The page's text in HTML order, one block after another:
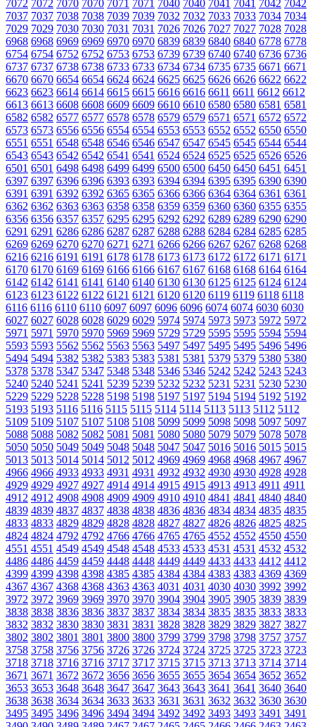
7072 7072 7070 7070 7071 7071 7040 7040 7041 7041 7042 7042
7037 7037 7038 7038 7039 7039 7032 7032 7033 7033 7034 7034
7029 7029 7030 7030 7031 7031 7026 7026 7027 7027 7028 7028
6968 6968 6969 6969 6970 6970 6839 6839 6840 6840 6778 6778
6754 6754 6752 6752 6753 6753 6739 6739 6740 6740 6736 6736
6737 6737 6738 6738 6733 6733 6734 6734 6735 6735 6671 6671
6670 6670 6654 6654 6624 6624 6625 6625 6626 6626 6622 6622
6623 6623 6614 6614 6615 6615 6616 6616 6611 6611 6612 6612
6613 6613 6608 6608 6609 6609 6610 6610 6580 6580 6581 6581
6582 6582 6577 6577 6578 6578 6579 6579 6571 6571 6572 6572
6573 6573 6556 6556 6554 6554 6553 6553 6552 6552 6550 6550
6551 6551 6548 6548 6546 6546 6547 6547 6545 6545 6544 6544
6543 6543 6542 6542 6541 6541 6524 6524 6525 6525 6526 6526
6501 6501 6498 6498 6499 6499 6500 6500 6450 6450 6451 6451
6397 6397 6396 6396 6393 6393 6394 6394 6395 6395 6390 6390
6391 6391 6392 6392 6365 6365 6366 6366 6364 6364 6361 6361
6362 6362 6363 6363 6358 6358 6359 6359 6360 6360 6355 6355
6356 6356 6357 6357 6295 6295 6292 6292 6289 6289 6290 6290
6291 6291 6286 6286 6287 6287 6288 6288 6284 6284 6285 6285
6269 6269 6270 6270 6271 6271 6266 6266 6267 6267 6268 6268
6216 6216 6191 6191 6178 6178 6173 6173 6172 6172 6171 6171
6170 6170 6169 6169 6166 6166 6167 6167 6168 6168 6164 6164
6142 6142 6141 6141 6140 6140 6130 6130 6125 6125 6124 6124
6123 6123 6122 6122 6121 6121 6120 6120 6119 6119 6118 6118
6116 6116 6110 6110 6097 6097 6096 6096 6074 6074 6030 6030
6027 6027 6028 6028 6029 6029 5974 5974 5973 5973 5972 5972
5971 5971 5970 5970 5969 5969 5729 5729 5595 5595 5594 5594
5593 5593 5562 5562 5563 5563 5497 5497 5495 5495 5496 5496
5494 5494 5382 5382 5383 5383 5381 5381 5379 5379 5380 5380
5378 5378 5347 5347 5348 5348 5346 5346 5242 5242 5243 5243
5240 5240 5241 5241 5239 5239 5232 5232 5231 5231 5230 5230
5229 5229 5228 5228 5198 5198 5197 5197 5194 5194 5192 5192
5193 5193 5116 5116 5115 5115 5114 5114 5113 5113 5112 5112
5109 5109 5107 5107 5108 5108 5099 5099 5098 5098 5097 5097
5088 5088 5082 5082 5081 5081 5080 5080 5079 5079 5078 5078
5050 5050 5049 5049 5048 5048 5047 5047 5016 5016 5015 5015
5013 5013 5014 5014 5012 5012 4969 4969 4968 4968 4967 4967
4966 4966 4933 4933 4931 4931 4932 4932 4930 4930 4928 4928
4929 4929 4927 4927 4914 4914 4915 4915 4913 4913 4911 4911
4912 4912 4908 4908 4909 4909 4910 4910 4841 4841 4840 4840
4839 4839 4837 4837 4838 4838 4836 4836 4834 4834 4835 4835
4833 4833 4829 4829 4828 4828 4827 4827 4826 4826 4825 4825
4824 4824 4792 4792 4766 4766 4765 4765 4552 4552 4550 4550
4551 4551 4549 4549 4548 4548 4533 4533 4531 4531 4532 4532
4486 4486 4459 4459 4448 4448 4449 4449 4433 4433 4412 4412
4399 4399 4398 4398 4385 4385 4384 4384 4383 4383 4369 4369
4367 4367 4368 4368 4363 4363 4031 4031 4030 4030 3992 3992
3972 3972 3969 3969 3970 3970 3904 3904 3905 3905 3839 3839
3838 3838 3836 3836 3837 3837 3834 3834 3835 3835 3833 3833
3832 3832 3830 3830 3831 3831 3828 3828 3829 3829 3827 3827
3802 3802 3801 3801 3800 3800 3799 3799 3798 3798 3757 3757
3758 3758 3756 3756 3726 3726 3724 3724 3725 3725 3723 3723
3718 3718 3716 3716 3717 3717 3715 3715 3713 3713 3714 3714
3671 3671 3672 3672 3656 3656 3655 3655 3654 3654 3652 3652
3653 3653 3648 3648 3647 3647 3643 3643 3641 3641 3640 3640
3638 3638 3634 3634 3633 3633 3631 3631 3632 3632 3630 3630
3495 3495 3496 3496 3494 3494 3492 3492 3493 3493 3491 3491